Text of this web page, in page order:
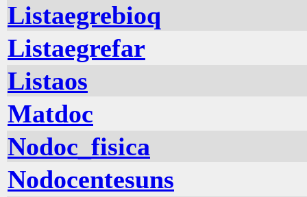
Listaegrebioq
Listaegrefar
Listaos
Matdoc
Nodoc_fisica
Nodocentesuns